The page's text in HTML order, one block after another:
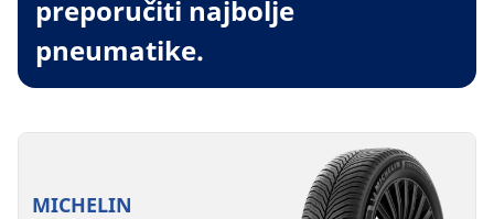
preporučiti najbolje
pneumatike.
MICHELIN